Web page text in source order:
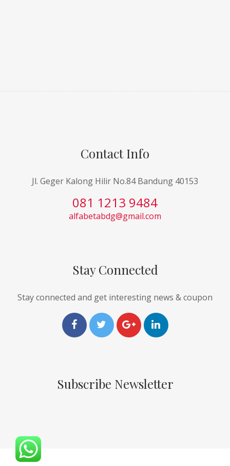
Contact Info
Jl. Geger Kalong Hilir No.84 Bandung 40153
081 1213 9484
alfabetabdg@gmail.com
Stay Connected
Stay connected and get interesting news & coupon
Subscribe Newsletter